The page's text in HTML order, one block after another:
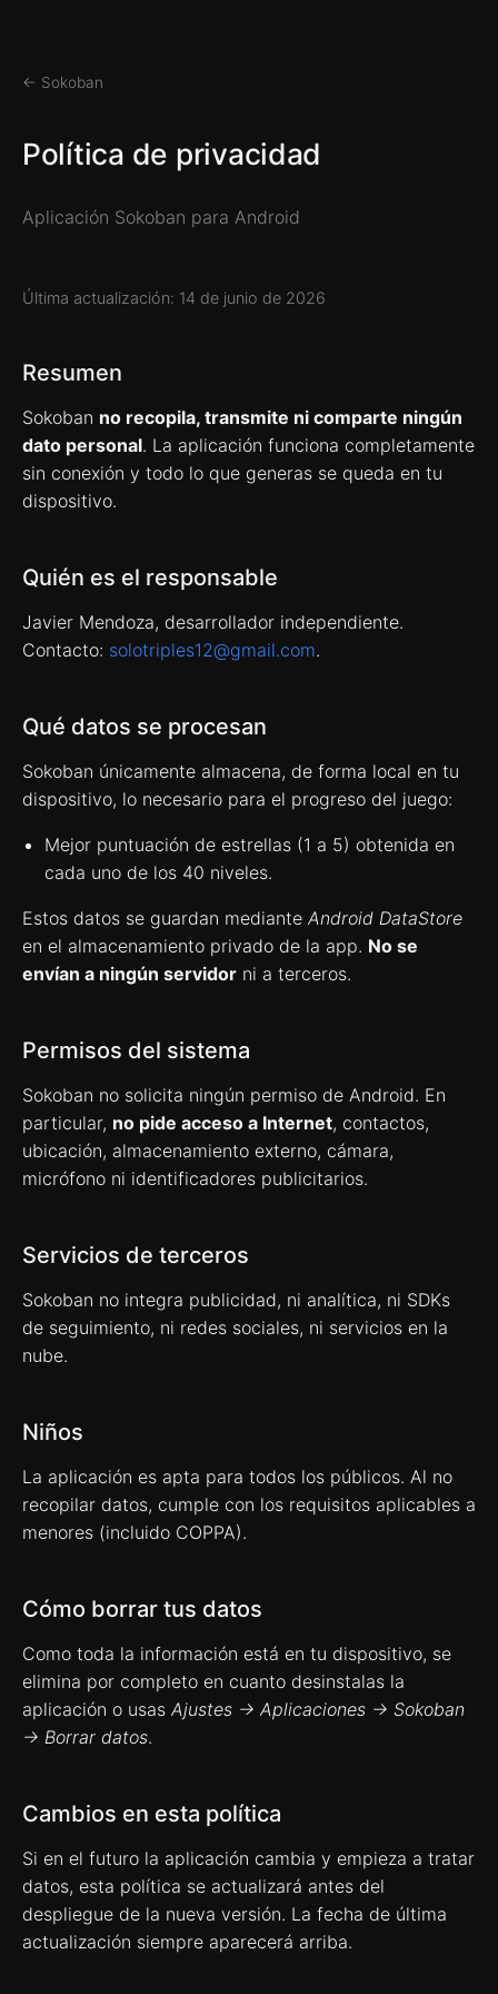
← Sokoban
Política de privacidad
Aplicación Sokoban para Android
Última actualización: 14 de junio de 2026
Resumen
Sokoban no recopila, transmite ni comparte ningún
dato personal. La aplicación funciona completamente
sin conexión y todo lo que generas se queda en tu
dispositivo.
Quién es el responsable
Javier Mendoza, desarrollador independiente.
Contacto: solotriples12@gmail.com.
Qué datos se procesan
Sokoban únicamente almacena, de forma local en tu
dispositivo, lo necesario para el progreso del juego:
Mejor puntuación de estrellas (1 a 5) obtenida en
cada uno de los 40 niveles.
Estos datos se guardan mediante Android DataStore
en el almacenamiento privado de la app. No se
envían a ningún servidor ni a terceros.
Permisos del sistema
Sokoban no solicita ningún permiso de Android. En
particular, no pide acceso a Internet, contactos,
ubicación, almacenamiento externo, cámara,
micrófono ni identificadores publicitarios.
Servicios de terceros
Sokoban no integra publicidad, ni analítica, ni SDKs
de seguimiento, ni redes sociales, ni servicios en la
nube.
Niños
La aplicación es apta para todos los públicos. Al no
recopilar datos, cumple con los requisitos aplicables a
menores (incluido COPPA).
Cómo borrar tus datos
Como toda la información está en tu dispositivo, se
elimina por completo en cuanto desinstalas la
aplicación o usas Ajustes → Aplicaciones → Sokoban
→ Borrar datos.
Cambios en esta política
Si en el futuro la aplicación cambia y empieza a tratar
datos, esta política se actualizará antes del
despliegue de la nueva versión. La fecha de última
actualización siempre aparecerá arriba.